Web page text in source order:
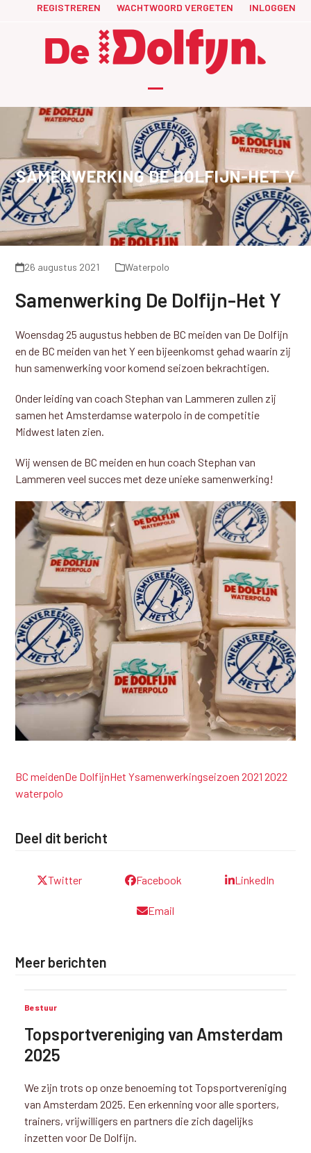
REGISTREREN WACHTWOORD VERGETEN INLOGGEN
Open
mobile
menu
Close
mobile
menu
SAMENWERKING DE DOLFIJN-HET Y
26 augustus 2021 Waterpolo
Samenwerking De Dolfijn-Het Y
Woensdag 25 augustus hebben de BC meiden van De Dolfijn
en de BC meiden van het Y een bijeenkomst gehad waarin zij
hun samenwerking voor komend seizoen bekrachtigen.
Onder leiding van coach Stephan van Lammeren zullen zij
samen het Amsterdamse waterpolo in de competitie
Midwest laten zien.
Wij wensen de BC meiden en hun coach Stephan van
Lammeren veel succes met deze unieke samenwerking!
BC meidenDe DolfijnHet Ysamenwerkingseizoen 2021 2022
waterpolo
Deel dit bericht
Twitter Facebook LinkedIn
Email
Meer berichten
Bestuur
Topsportvereniging van Amsterdam
2025
We zijn trots op onze benoeming tot Topsportvereniging
van Amsterdam 2025. Een erkenning voor alle sporters,
trainers, vrijwilligers en partners die zich dagelijks
inzetten voor De Dolfijn.